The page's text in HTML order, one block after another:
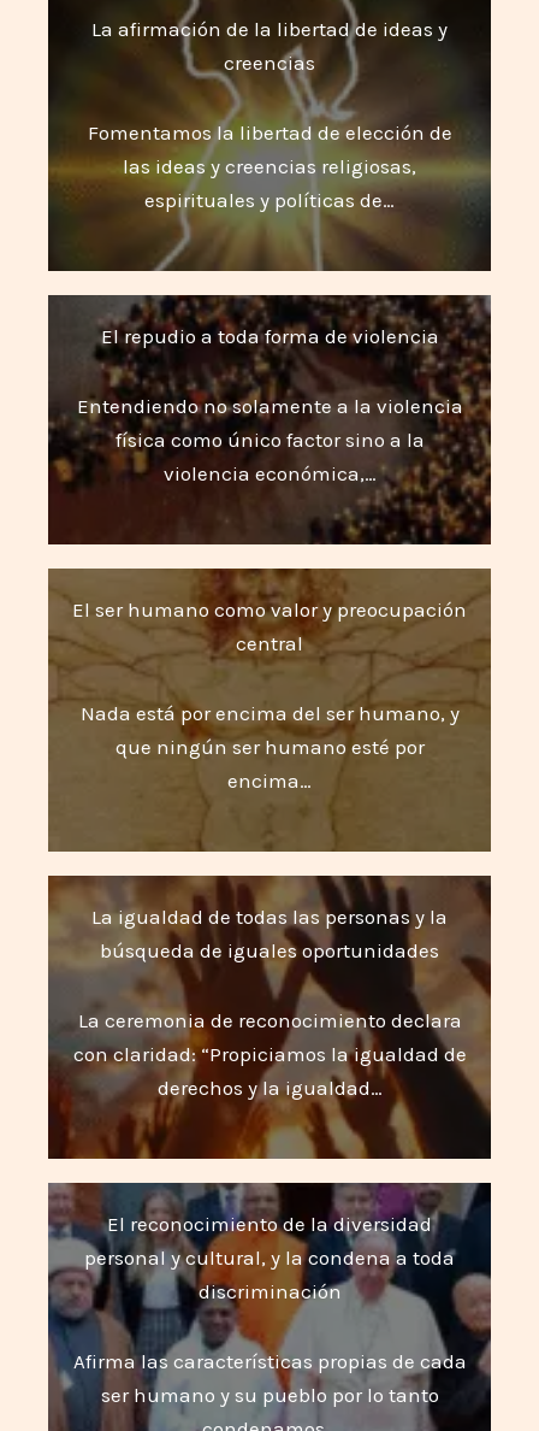
La afirmación de la libertad de ideas y
creencias
Fomentamos la libertad de elección de
las ideas y creencias religiosas,
espirituales y políticas de…
El repudio a toda forma de violencia
Entendiendo no solamente a la violencia
física como único factor sino a la
violencia económica,…
El ser humano como valor y preocupación
central
Nada está por encima del ser humano, y
que ningún ser humano esté por
encima…
La igualdad de todas las personas y la
búsqueda de iguales oportunidades
La ceremonia de reconocimiento declara
con claridad: “Propiciamos la igualdad de
derechos y la igualdad…
El reconocimiento de la diversidad
personal y cultural, y la condena a toda
discriminación
Afirma las características propias de cada
ser humano y su pueblo por lo tanto